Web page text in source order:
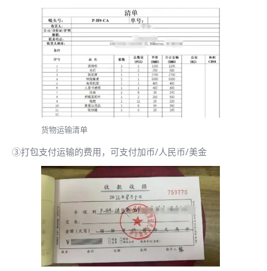
货物运输清单
③打包支付运输的费用，可支付加币/人民币/美金